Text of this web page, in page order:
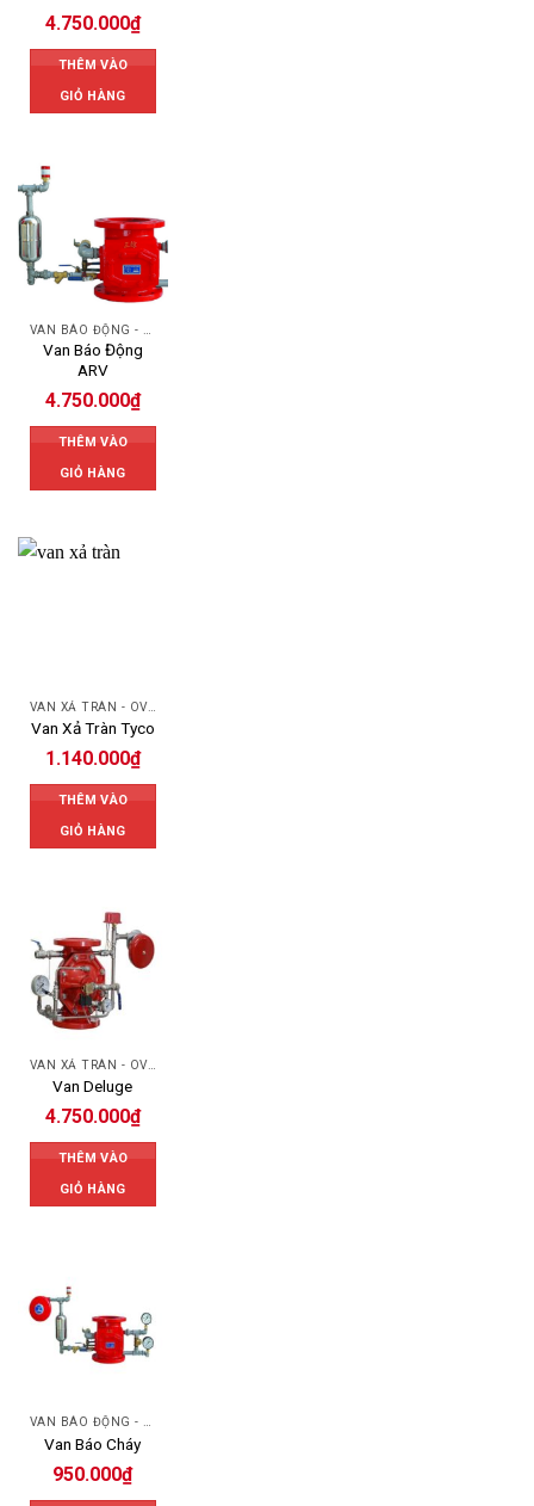
4.750.000₫
THÊM VÀO
GIỎ HÀNG
Van Báo Động
ARV
4.750.000₫
THÊM VÀO
GIỎ HÀNG
VAN XẢ TRÀN - OVERFLOW VALVE
Van Xả Tràn Tyco
1.140.000₫
THÊM VÀO
GIỎ HÀNG
VAN XẢ TRÀN - OVERFLOW VALVE
Van Deluge
4.750.000₫
THÊM VÀO
GIỎ HÀNG
VAN BÁO ĐỘNG - ALARM VALVE
Van Báo Cháy
950.000₫